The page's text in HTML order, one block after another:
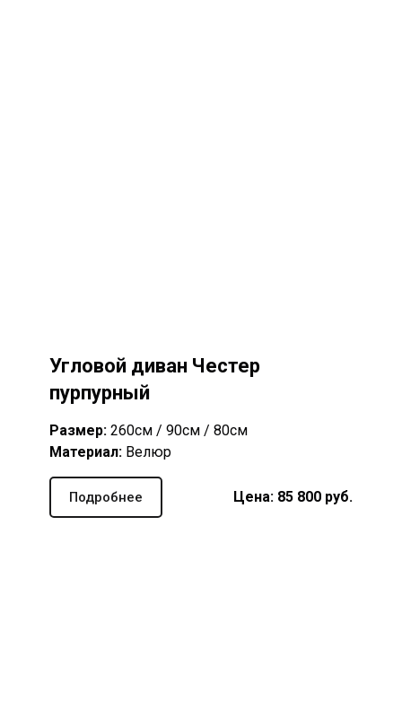
Угловой диван Честер
пурпурный
Размер: 260см / 90см / 80см
Материал: Велюр
Подробнее Цена: 85 800 руб.